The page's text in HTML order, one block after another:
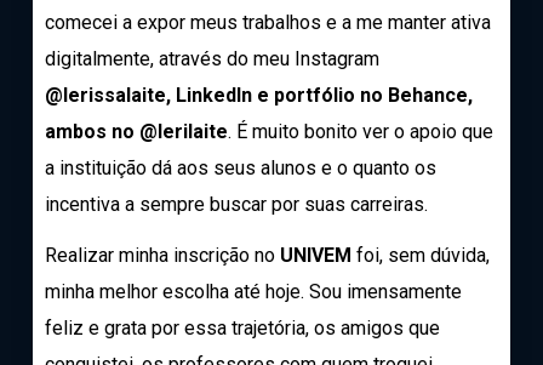
comecei a expor meus trabalhos e a me manter ativa
digitalmente, através do meu Instagram
@lerissalaite, LinkedIn e portfólio no Behance,
ambos no @lerilaite. É muito bonito ver o apoio que
a instituição dá aos seus alunos e o quanto os
incentiva a sempre buscar por suas carreiras.
Realizar minha inscrição no UNIVEM foi, sem dúvida,
minha melhor escolha até hoje. Sou imensamente
feliz e grata por essa trajetória, os amigos que